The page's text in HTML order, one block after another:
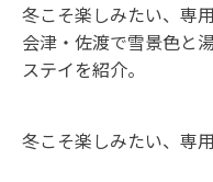
冬こそ楽しみたい、専
会津・佐渡で雪景色と
ステイを紹介。
冬こそ楽しみたい、専